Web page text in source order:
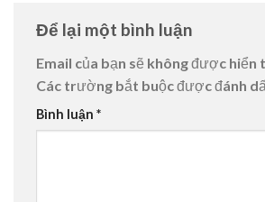
Để lại một bình luận
Email của bạn sẽ không được hiển
Các trường bắt buộc được đánh
Bình luận *